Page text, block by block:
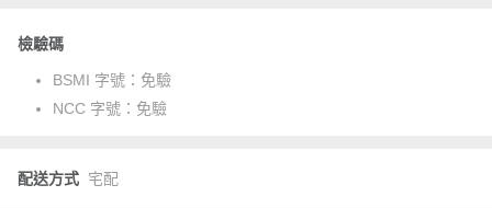
檢驗碼
BSMI 字號： 免驗
NCC 字號： 免驗
配送方式 宅配